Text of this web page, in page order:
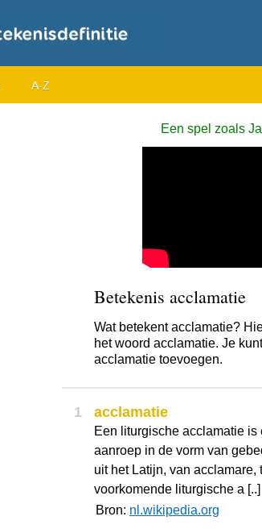
A-Z
Een spel zoals
Betekenis acclamatie
Wat betekent acclamatie?
het woord acclamatie. Je
acclamatie toevoegen.
1 acclamatie
Een liturgische acclamatie is
aanroep in de vorm van
uit het Latijn, van
voorkomende liturgische a [..]
Bron: nl.wikipedia.org